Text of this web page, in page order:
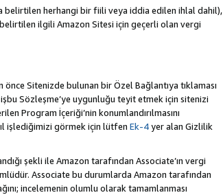
belirtilen herhangi bir fiili veya iddia edilen ihlal dahil),
ilgili Amazon Sitesi için geçerli olan vergi
Sitenizde bulunan bir Özel Bağlantıya tıklaması
Sözleşme’ye uygunluğu teyit etmek için sitenizi
Program İçeriği’nin konumlandırılmasını
işlediğimizi görmek için lütfen Ek-4yer alan Gizlilik
şekli ile Amazon tarafından Associate’ın vergi
Associate bu durumlarda Amazon tarafından
incelemenin olumlu olarak tamamlanması